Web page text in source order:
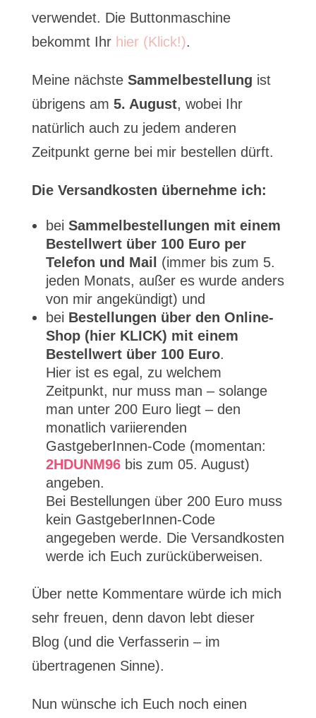
verwendet. Die Buttonmaschine
bekommt Ihr hier (Klick!).
Meine nächste Sammelbestellung ist
übrigens am 5. August, wobei Ihr
natürlich auch zu jedem anderen
Zeitpunkt gerne bei mir bestellen dürft.
Die Versandkosten übernehme ich:
bei Sammelbestellungen mit einem
Bestellwert über 100 Euro per
Telefon und Mail
(immer bis zum 5.
jeden Monats, außer es wurde anders
von mir angekündigt) und
bei Bestellungen über den Online-
Shop (hier KLICK) mit einem
Bestellwert über 100 Euro.
Hier ist es egal, zu welchem
Zeitpunkt, nur muss man – solange
man unter 200 Euro liegt – den
monatlich variierenden
GastgeberInnen-Code (momentan:
2HDUNM96bis zum 05. August)
angeben.
Bei Bestellungen über 200 Euro muss
kein GastgeberInnen-Code
angegeben werde. Die Versandkosten
werde ich Euch zurücküberweisen.
Über nette Kommentare würde ich mich
sehr freuen, denn davon lebt dieser
Blog (und die Verfasserin – im
übertragenen Sinne).
Nun wünsche ich Euch noch einen